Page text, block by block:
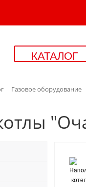
КАТАЛОГ
Газовое оборудование